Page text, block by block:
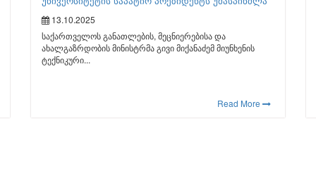
13.10.2025
საქართველოს განათლების, მეცნიერებისა და
ახალგაზრდობის მინისტრმა გივი მიქანაძემ მიუნხენის
ტექნიკური...
Read More